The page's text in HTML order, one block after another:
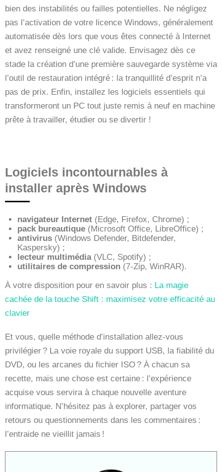
bien des instabilités ou failles potentielles. Ne négligez
pas l’activation de votre licence Windows, généralement
automatisée dès lors que vous êtes connecté à Internet
et avez renseigné une clé valide. Envisagez dès ce
stade la création d’une première sauvegarde système via
l’outil de restauration intégré : la tranquillité d’esprit n’a
pas de prix. Enfin, installez les logiciels essentiels qui
transformeront un PC tout juste remis à neuf en machine
prête à travailler, étudier ou se divertir !
Logiciels incontournables à
installer après Windows
navigateur Internet (Edge, Firefox, Chrome) ;
pack bureautique (Microsoft Office, LibreOffice) ;
antivirus (Windows Defender, Bitdefender,
Kaspersky) ;
lecteur multimédia(VLC, Spotify) ;
utilitaires de compression (7-Zip, WinRAR).
À votre disposition pour en savoir plus : La magie
cachée de la touche Shift : maximisez votre efficacité au
clavier
Et vous, quelle méthode d’installation allez-vous
privilégier ? La voie royale du support USB, la fiabilité du
DVD, ou les arcanes du fichier ISO ? À chacun sa
recette, mais une chose est certaine : l’expérience
acquise vous servira à chaque nouvelle aventure
informatique. N’hésitez pas à explorer, partager vos
retours ou questionnements dans les commentaires :
l’entraide ne vieillit jamais !